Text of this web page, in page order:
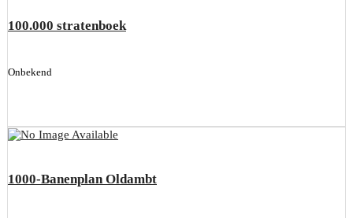
100.000 stratenboek
Onbekend
1000-Banenplan Oldambt